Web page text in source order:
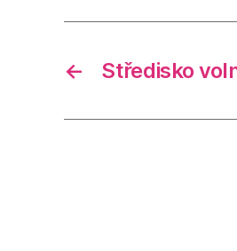
← Středisko